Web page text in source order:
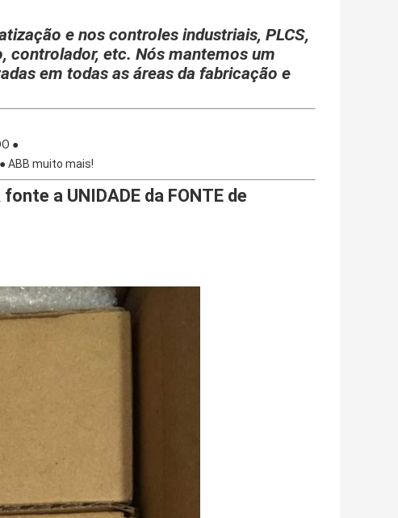
e nos controles industriais, PLCS,
controlador, etc. Nós mantemos um
em todas as áreas da fabricação e
●
ABB muito mais!
a UNIDADE da FONTE de